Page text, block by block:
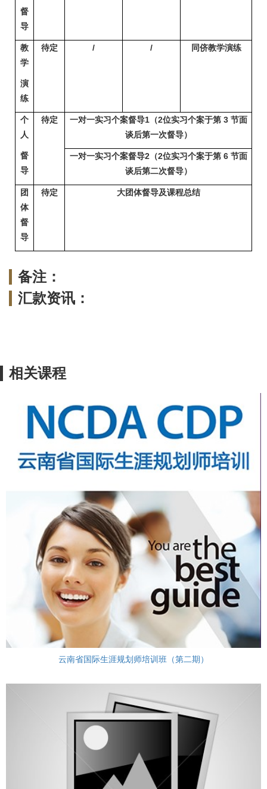
督
导
教
学
演
练
待定 / / 同侪教学演练
个
人
督
导
待定 一对一实习个案督导1（2位实习个案于第 3 节面
谈后第一次督导）
一对一实习个案督导2（2位实习个案于第 6 节面
谈后第二次督导）
团
体
督
导
待定 大团体督导及课程总结
备注：
汇款资讯：
相关课程
云南省国际生涯规划师培训班（第二期）